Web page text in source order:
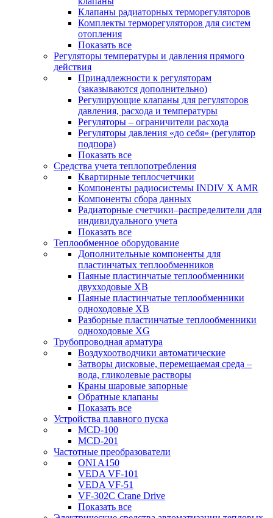
Клапаны радиаторных терморегуляторов
Комплекты терморегуляторов для систем
отопления
Показать все
Регуляторы температуры и давления прямого
действия
Принадлежности к регуляторам
(заказываются дополнительно)
Регулирующие клапаны для регуляторов
давления, расхода и температуры
Регуляторы – ограничители расхода
Регуляторы давления «до себя» (регулятор
подпора)
Показать все
Средства учета теплопотребления
Квартирные теплосчетчики
Компоненты радиосистемы INDIV X AMR
Компоненты сбора данных
Радиаторные счетчики–распределители для
индивидуального учета
Показать все
Теплообменное оборудование
Дополнительные компоненты для
пластинчатых теплообменников
Паяные пластинчатые теплообменники
двухходовые XB
Паяные пластинчатые теплообменники
одноходовые ХВ
Разборные пластинчатые теплообменники
одноходовые ХG
Трубопроводная арматура
Воздухоотводчики автоматические
Затворы дисковые, перемещаемая среда –
вода, гликолевые растворы
Краны шаровые запорные
Обратные клапаны
Показать все
Устройства плавного пуска
MCD-100
MCD-201
Частотные преобразователи
ONI A150
VEDA VF-101
VEDA VF-51
VF-302C Crane Drive
Показать все